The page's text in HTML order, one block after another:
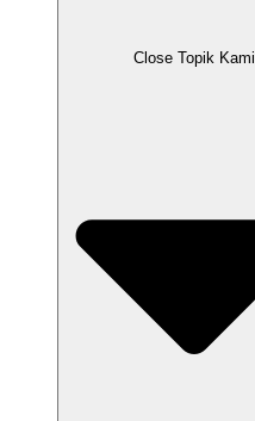
Close Topik Kami